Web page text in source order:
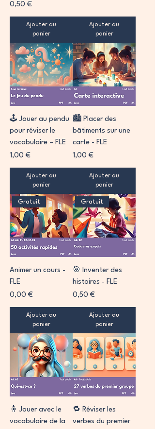
Prix
0,50 €
Ajouter au
panier
Ajouter au
panier
🕹️ Jouer au pendu
pour réviser le
vocabulaire – FLE
Prix
1,00 €
Ajouter au
panier
🏙️ Placer des
bâtiments sur une
carte - FLE
Prix
1,00 €
Ajouter au
panier
Gratuit
Animer un cours -
FLE
Prix
0,00 €
Ajouter au
panier
Gratuit
🎯 Inventer des
histoires - FLE
Prix
0,50 €
Ajouter au
panier
🧍 Jouer avec le
vocabulaire de la
🔁 Réviser les
verbes du premier